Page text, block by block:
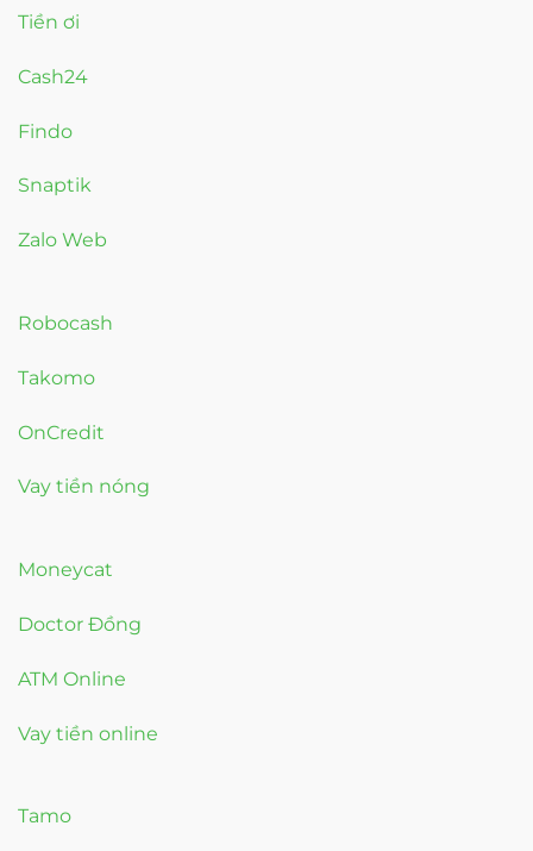
Tiền ơi
Cash24
Findo
Snaptik
Zalo Web
Robocash
Takomo
OnCredit
Vay tiền nóng
Moneycat
Doctor Đồng
ATM Online
Vay tiền online
Tamo